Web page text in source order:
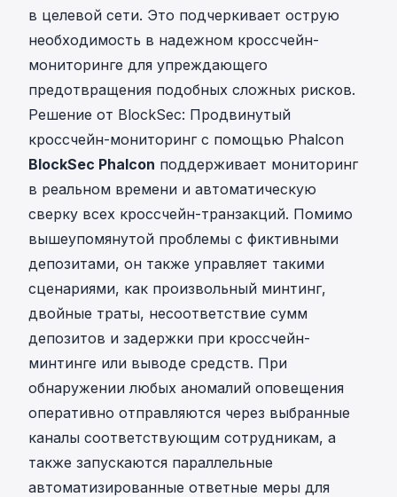
в целевой сети. Это подчеркивает острую
необходимость в надежном кроссчейн-
мониторинге для упреждающего
предотвращения подобных сложных рисков.
Решение от BlockSec: Продвинутый
кроссчейн-мониторинг с помощью Phalcon
BlockSec Phalcon поддерживает мониторинг
в реальном времени и автоматическую
сверку всех кроссчейн-транзакций. Помимо
вышеупомянутой проблемы с фиктивными
депозитами, он также управляет такими
сценариями, как произвольный минтинг,
двойные траты, несоответствие сумм
депозитов и задержки при кроссчейн-
минтинге или выводе средств. При
обнаружении любых аномалий оповещения
оперативно отправляются через выбранные
каналы соответствующим сотрудникам, а
также запускаются параллельные
автоматизированные ответные меры для